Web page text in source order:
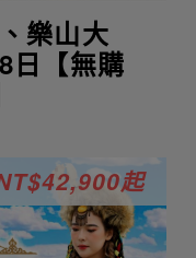
樂山大
日【無購
起